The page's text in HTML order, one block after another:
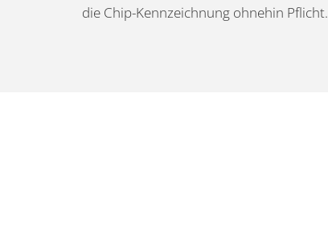
die Chip-Kennzeichnung ohnehin Pflicht.